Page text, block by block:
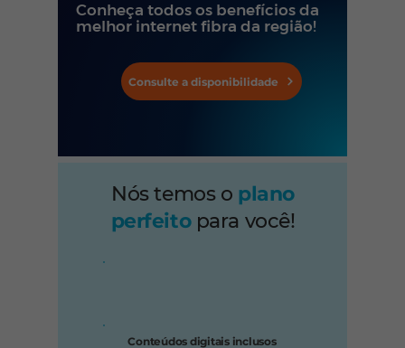
Conheça todos os benefícios da
melhor internet fibra da região!
Consulte a disponibilidade
Nós temos o plano
perfeito para você!
Conteúdos digitais inclusos